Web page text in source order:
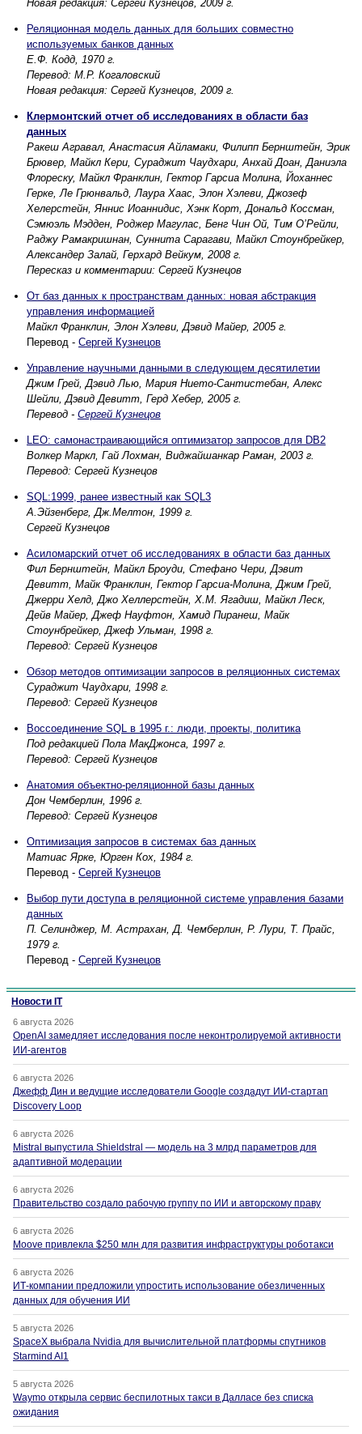
Новая редакция: Сергей Кузнецов, 2009 г.
Реляционная модель данных для больших совместно
используемых банков данных
Е.Ф. Кодд, 1970 г.
Перевод: М.Р. Когаловский
Новая редакция: Сергей Кузнецов, 2009 г.
Клермонтский отчет об исследованиях в области баз
данных
Ракеш Агравал, Анастасия Айламаки, Филипп Бернштейн, Эрик
Брювер, Майкл Кери, Сураджит Чаудхари, Анхай Доан, Даниэла
Флореску, Майкл Франклин, Гектор Гарсиа Молина, Йоханнес
Герке, Ле Грюнвальд, Лаура Хаас, Элон Хэлеви, Джозеф
Хелерстейн, Яннис Иоаннидис, Хэнк Корт, Дональд Коссман,
Сэмюэль Мэдден, Роджер Магулас, Бенг Чин Ой, Тим О’Рейли,
Раджу Рамакришнан, Суннита Сарагави, Майкл Стоунбрейкер,
Александер Залай, Герхард Вейкум, 2008 г.
Пересказ и комментарии: Сергей Кузнецов
От баз данных к пространствам данных: новая абстракция
управления информацией
Майкл Франклин, Элон Хэлеви, Дэвид Майер, 2005 г.
Перевод - Сергей Кузнецов
Управление научными данными в следующем десятилетии
Джим Грей, Дэвид Лью, Мария Нието-Сантистебан, Алекс
Шейли, Дэвид Девитт, Герд Хебер, 2005 г.
Перевод - Сергей Кузнецов
LEO: самонастраивающийся оптимизатор запросов для DB2
Волкер Маркл, Гай Лохман, Виджайшанкар Раман, 2003 г.
Перевод: Сергей Кузнецов
SQL:1999, ранее известный как SQL3
А.Эйзенберг, Дж.Мелтон, 1999 г.
Сергей Кузнецов
Асиломарский отчет об исследованиях в области баз данных
Фил Бернштейн, Майкл Броуди, Стефано Чери, Дэвит
Девитт, Майк Франклин, Гектор Гарсиа-Молина, Джим Грей,
Джерри Хелд, Джо Хеллерстейн, Х.М. Ягадиш, Майкл Леск,
Дейв Майер, Джеф Науфтон, Хамид Пиранеш, Майк
Стоунбрейкер, Джеф Ульман, 1998 г.
Перевод: Сергей Кузнецов
Обзор методов оптимизации запросов в реляционных системах
Сураджит Чаудхари, 1998 г.
Перевод: Сергей Кузнецов
Воссоединение SQL в 1995 г.: люди, проекты, политика
Под редакцией Пола МакДжонса, 1997 г.
Перевод: Сергей Кузнецов
Анатомия объектно-реляционной базы данных
Дон Чемберлин, 1996 г.
Перевод: Сергей Кузнецов
Оптимизация запросов в системах баз данных
Матиас Ярке, Юрген Кох, 1984 г.
Перевод - Сергей Кузнецов
Выбор пути доступа в реляционной системе управления базами
данных
П. Селинджер, М. Астрахан, Д. Чемберлин, Р. Лури, Т. Прайс,
1979 г.
Перевод - Сергей Кузнецов
Новости IT
6 августа 2026
OpenAI замедляет исследования после неконтролируемой активности
ИИ-агентов
6 августа 2026
Джефф Дин и ведущие исследователи Google создадут ИИ-стартап
Discovery Loop
6 августа 2026
Mistral выпустила Shieldstral — модель на 3 млрд параметров для
адаптивной модерации
6 августа 2026
Правительство создало рабочую группу по ИИ и авторскому праву
6 августа 2026
Moove привлекла $250 млн для развития инфраструктуры роботакси
6 августа 2026
ИТ-компании предложили упростить использование обезличенных
данных для обучения ИИ
5 августа 2026
SpaceX выбрала Nvidia для вычислительной платформы спутников
Starmind AI1
5 августа 2026
Waymo открыла сервис беспилотных такси в Далласе без списка
ожидания